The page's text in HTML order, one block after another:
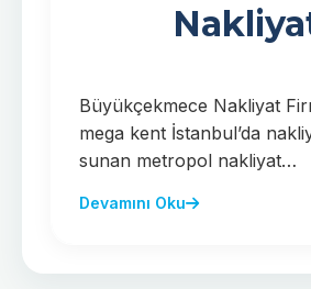
Büyükçekmece Nakliyat
mega kent İstanbul’da
sunan metropol nakliyat…
Devamını Oku